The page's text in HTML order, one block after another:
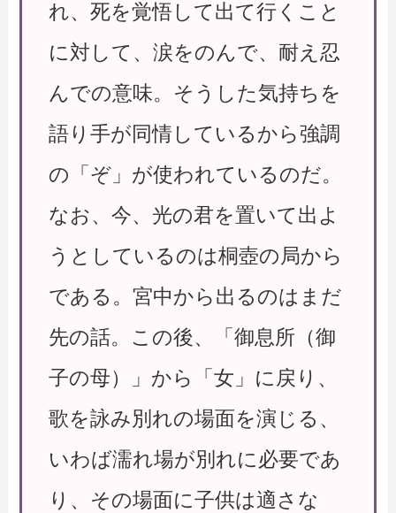
れ、死を覚悟して出て行くこと
に対して、涙をのんで、耐え忍
んでの意味。そうした気持ちを
語り手が同情しているから強調
の「ぞ」が使われているのだ。
なお、今、光の君を置いて出よ
うとしているのは桐壺の局から
である。宮中から出るのはまだ
先の話。この後、「御息所（御
子の母）」から「女」に戻り、
歌を詠み別れの場面を演じる、
いわば濡れ場が別れに必要であ
り、その場面に子供は適さな